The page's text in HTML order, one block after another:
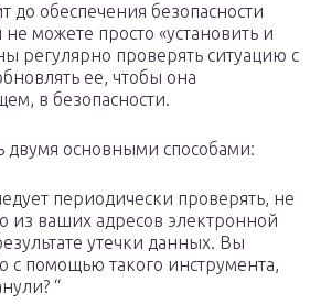
до обеспечения безопасности
можете просто «установить и
регулярно проверять ситуацию с
ее, чтобы она
в безопасности.
двумя основными способами:
периодически проверять, не
из ваших адресов электронной
утечки данных. Вы
с помощью такого инструмента,
“